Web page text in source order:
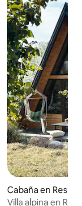
promedio: 5
Cabaña en
Villa alpina en Rila